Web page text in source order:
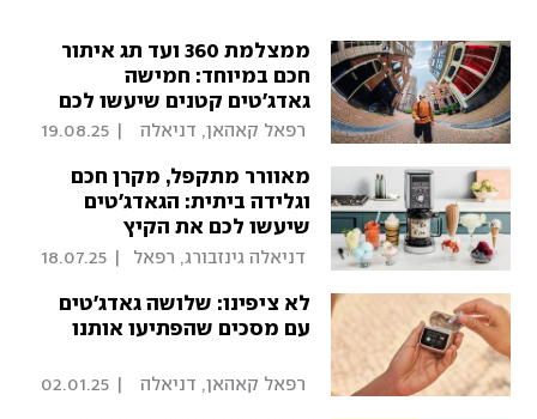
ממצלמת 360 ועד תג איתור
חכם במיוחד: חמישה
גאדג'טים קטנים שיעשו לכם
את הטיול
רפאל קאהאן, דניאלה
19.08.25
מאוורר מתקפל, מקרן חכם
וגלידה ביתית: הגאדג'טים
שיעשו לכם את הקיץ
18.07.25
לא ציפינו: שלושה גאדג'טים
עם מסכים שהפתיעו אותנו
רפאל קאהאן, דניאלה
02.01.25